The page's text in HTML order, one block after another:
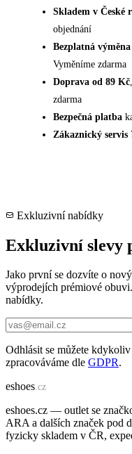
Skladem v České
objednání
Bezplatná
Vyměníme zdarma
Doprava od 89 Kč
zdarma
Bezpečná platba
Zákaznický servis
Exkluzivní nabídky
Exkluzivní slevy
Jako první se dozvíte o
výprodejích prémiové
nabídky.
Odhlásit se můžete
zpracováváme dle GDPR.
eshoes.cz
eshoes.cz — outlet se
ARA a dalších značek pod
fyzicky skladem v ČR,